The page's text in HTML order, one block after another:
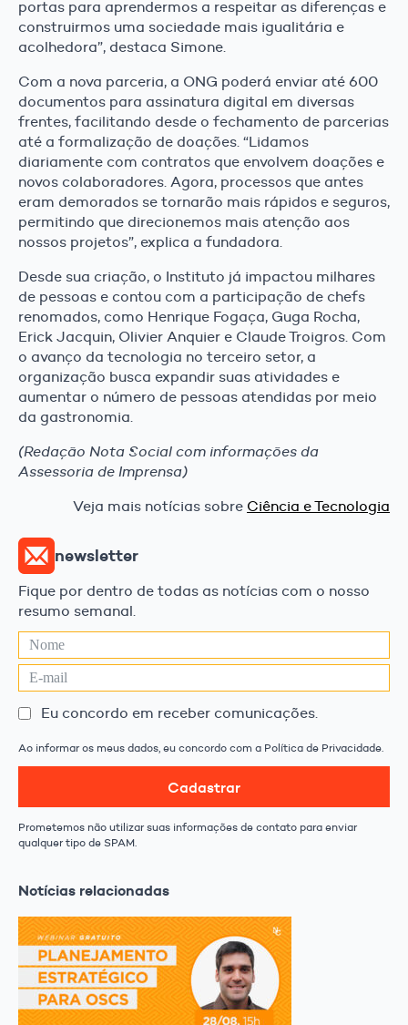
portas para aprendermos a respeitar as diferenças e
construirmos uma sociedade mais igualitária e
acolhedora”, destaca Simone.
Com a nova parceria, a ONG poderá enviar até 600
documentos para assinatura digital em diversas
frentes, facilitando desde o fechamento de parcerias
até a formalização de doações. “Lidamos
diariamente com contratos que envolvem doações e
novos colaboradores. Agora, processos que antes
eram demorados se tornarão mais rápidos e seguros,
permitindo que direcionemos mais atenção aos
nossos projetos”, explica a fundadora.
Desde sua criação, o Instituto já impactou milhares
de pessoas e contou com a participação de chefs
renomados, como Henrique Fogaça, Guga Rocha,
Erick Jacquin, Olivier Anquier e Claude Troigros. Com
o avanço da tecnologia no terceiro setor, a
organização busca expandir suas atividades e
aumentar o número de pessoas atendidas por meio
da gastronomia.
(Redação Nota Social com informações da
Assessoria de Imprensa)
Veja mais notícias sobre Ciência e Tecnologia
newsletter
Fique por dentro de todas as notícias com o nosso
resumo semanal.
Eu concordo em receber comunicações.
Ao informar os meus dados, eu concordo com a Política de Privacidade.
Cadastrar
Prometemos não utilizar suas informações de contato para enviar
qualquer tipo de SPAM.
Notícias relacionadas